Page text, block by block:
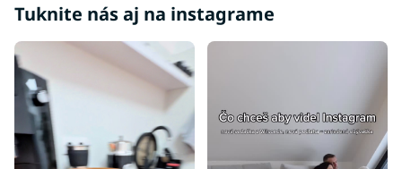
Tuknite nás aj na instagrame